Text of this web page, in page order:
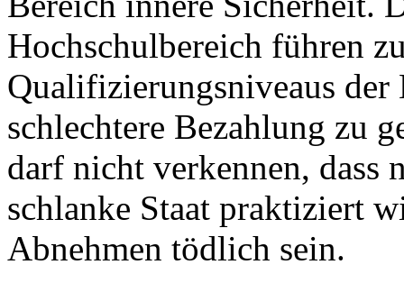
Hochschulbereich führen
Qualifizierungsniveaus
schlechtere Bezahlung zu
darf nicht verkennen, dass
schlanke Staat praktiziert
Abnehmen tödlich sein.